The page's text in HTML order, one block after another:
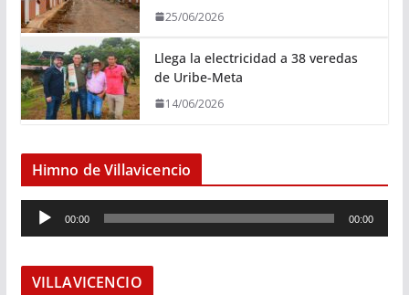
25/06/2026
Llega la electricidad a 38 veredas
de Uribe-Meta
14/06/2026
Himno de Villavicencio
e
00:00 00:00
VILLAVICENCIO